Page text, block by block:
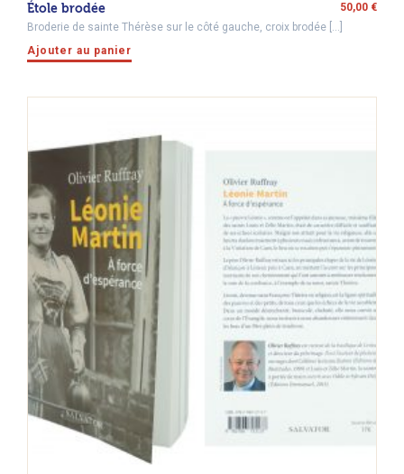
Étole brodée 50,00 €
Broderie de sainte Thérèse sur le côté gauche, croix brodée […]
Ajouter au panier